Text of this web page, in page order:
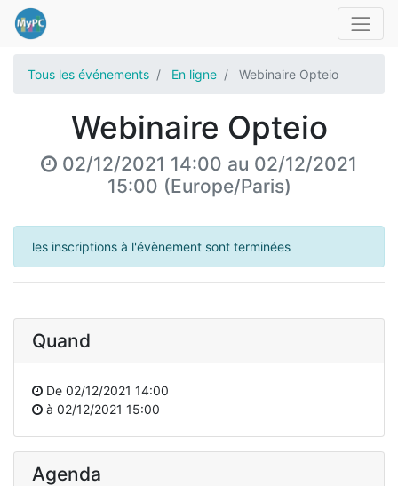
Tous les événements En ligne Webinaire Opteio
Webinaire Opteio
02/12/2021 14:00 au 02/12/2021
15:00 (Europe/Paris)
les inscriptions à l'évènement sont terminées
Quand
De 02/12/2021 14:00
à 02/12/2021 15:00
Agenda